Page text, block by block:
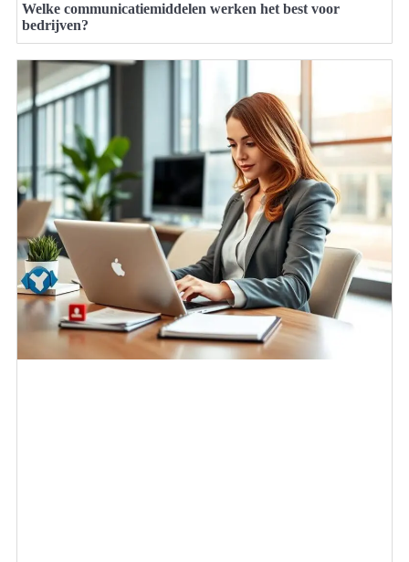
Welke communicatiemiddelen werken het best voor
bedrijven?